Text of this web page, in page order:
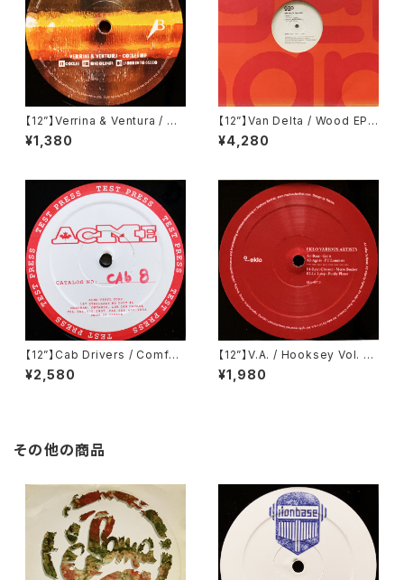
【12”】Verrina & Ventura / Co
clea EP (Propaganda Reco
rds) (PR002)
¥1,380
【12”】Van Delta / Wood EP
(Groove Attack Production
s) (GAP 083)
¥4,280
【12”】Cab Drivers / Comfort
Inn EP (Cabinet Records)
(cab 8)
¥2,580
【12”】V.A. / Hooksey Vol. 3
(Eklo) (EKLO007.3)
¥1,980
その他の商品